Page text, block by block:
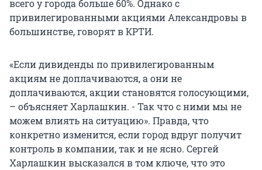
всего у города больше 60%. Однако с
привилегированными акциями Александровы в
большинстве, говорят в КРТИ.
«Если дивиденды по привилегированным
акциям не доплачиваются, а они не
доплачиваются, акции становятся голосующими,
– объясняет Харлашкин. - Так что с ними мы не
можем влиять на ситуацию». Правда, что
конкретно изменится, если город вдруг получит
контроль в компании, так и не ясно. Сергей
Харлашкин высказался в том ключе, что это